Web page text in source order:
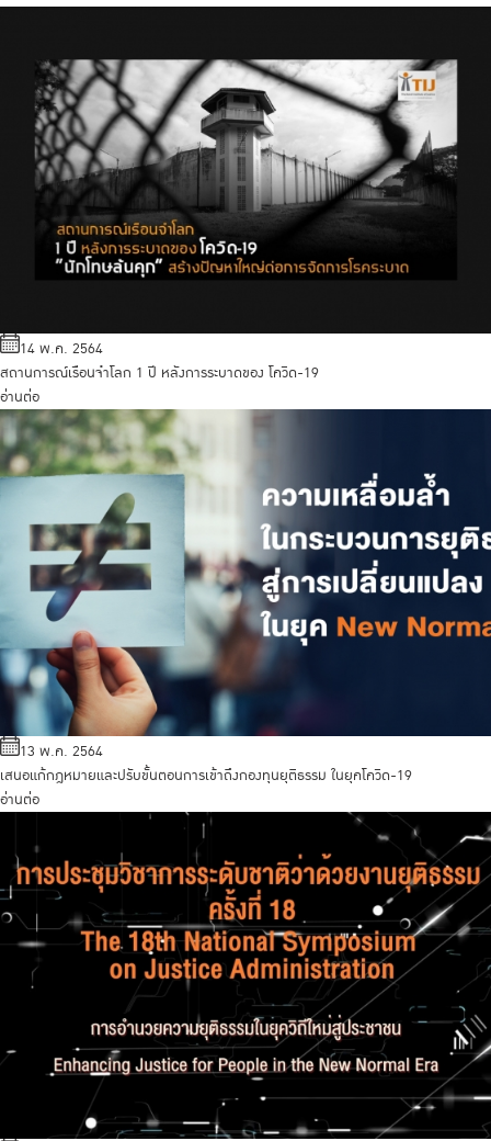
14 พ.ค. 2564
สถานการณ์เรือนจำโลก 1 ปี หลังการระบาดของ โควิด-19
อ่านต่อ
13 พ.ค. 2564
เสนอแก้กฎหมายและปรับขั้นตอนการเข้าถึงกองทุนยุติธรรม ในยุคโควิด-19
อ่านต่อ